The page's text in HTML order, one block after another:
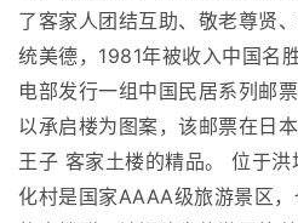
了客家人团结互助、敬老尊贤
统美德，1981年被收入中国名
电部发行一组中国民居系列邮
以承启楼为图案，该邮票在日
王子 客家土楼的精品。 位于
化村是国家AAAA级旅游景区